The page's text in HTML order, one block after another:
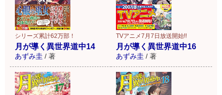
シリーズ累計62万部！
月が導く異世界道中14
あずみ圭 / 著
TVアニメ7月7日放送開始!!
月が導く異世界道中16
あずみ圭 / 著